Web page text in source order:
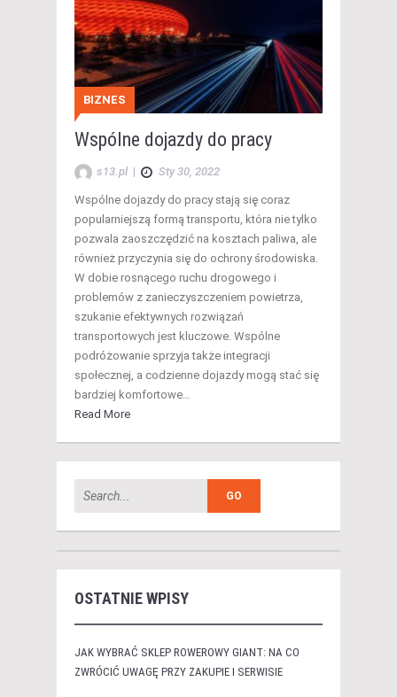
BIZNES
Wspólne dojazdy do pracy
s13.pl | Sty 30, 2022
Wspólne dojazdy do pracy stają się coraz
popularniejszą formą transportu, która nie tylko
pozwala zaoszczędzić na kosztach paliwa, ale
również przyczynia się do ochrony środowiska.
W dobie rosnącego ruchu drogowego i
problemów z zanieczyszczeniem powietrza,
szukanie efektywnych rozwiązań
transportowych jest kluczowe. Wspólne
podróżowanie sprzyja także integracji
społecznej, a codzienne dojazdy mogą stać się
bardziej komfortowe…
Read More
OSTATNIE WPISY
JAK WYBRAĆ SKLEP ROWEROWY GIANT: NA CO
ZWRÓCIĆ UWAGĘ PRZY ZAKUPIE I SERWISIE